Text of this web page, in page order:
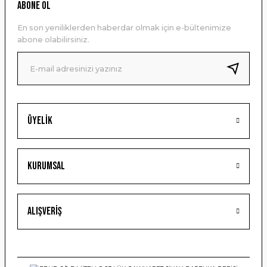
Ürün bilgilerinde hatalar bulunuyor.
Ürün fiyatı diğer sitelerden daha pahalı.
Bu ürüne benzer farklı alternatifler olmalı.
Gönder
Üyelik
Kurumsal
Alışveriş
ABONE OL
En son yeniliklerden haberdar olmak için e-bültenimize
abone olabilirsiniz.